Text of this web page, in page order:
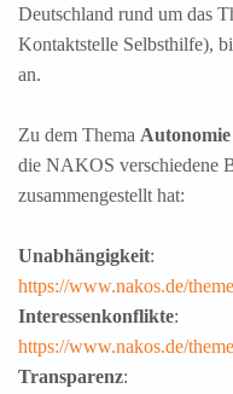
Deutschland rund um das
Kontaktstelle Selbsthilfe),
an.
Zu dem Thema
die NAKOS verschiedene
zusammengestellt hat:
Unabhängigkeit:
https://www.nakos.de/
Interessenkonflikte:
https://www.nakos.de/
Transparenz: